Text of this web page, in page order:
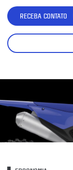
RECEBA CONTATO